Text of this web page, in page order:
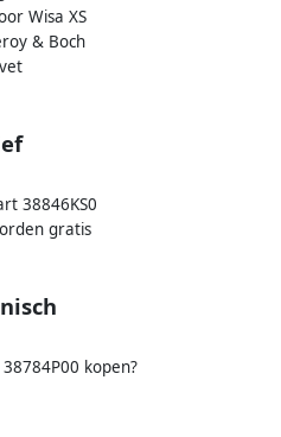
Wisa XS
& Boch
38846KS0
gratis
kopen?